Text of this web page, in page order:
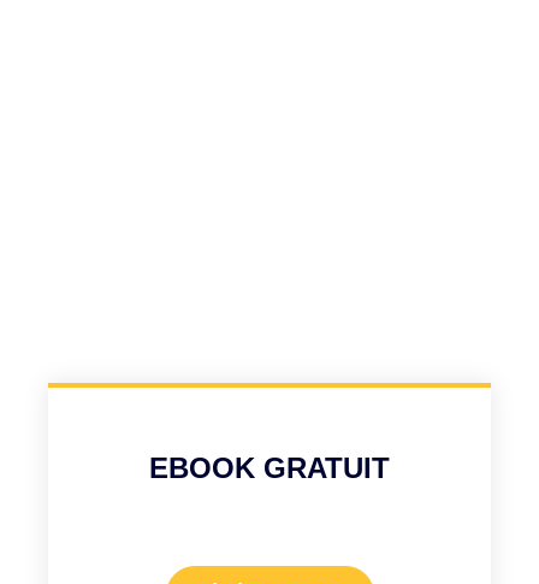
EBOOK GRATUIT